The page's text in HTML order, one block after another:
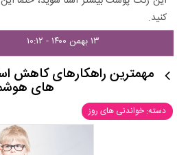
کنید.
۱۳ بهمن ۱۴۰۰ - ۱۰:۱۲
مهمترین راهکارهای کاهش
های
دسته: خواندنی های روز